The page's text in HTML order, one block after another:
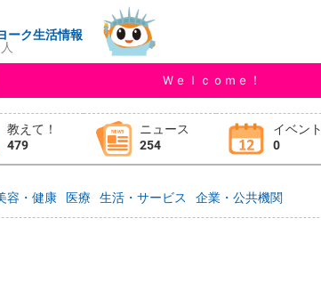
ーク生活情報
Ｗｅｌｃｏｍｅ！
教えて！
479
ニュース
254
イベント
0
容・健康 医療 生活・サービス 企業・公共機関